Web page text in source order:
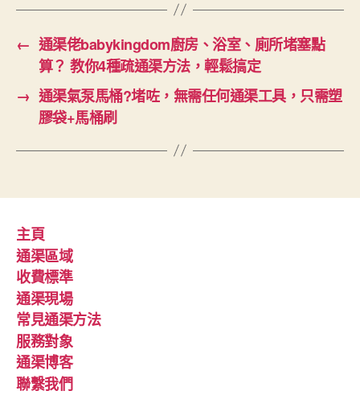
← 通渠佬babykingdom廚房、浴室、廁所堵塞點
算？ 教你4種疏通渠方法，輕鬆搞定
→ 通渠氣泵馬桶?堵咗，無需任何通渠工具，只需塑
膠袋+馬桶刷
主頁
通渠區域
收費標準
通渠現場
常見通渠方法
服務對象
通渠博客
聯繫我們